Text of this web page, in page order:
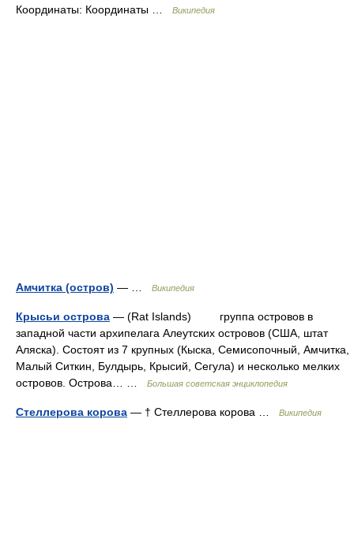
Координаты: Координаты …
Википедия
Амчитка (остров) — … Википедия
Крысьи острова — (Rat Islands) группа островов в
западной части архипелага Алеутских островов (США, штат
Аляска). Состоят из 7 крупных (Кыска, Семисопочный, Амчитка,
Малый Ситкин, Булдырь, Крысий, Сегула) и несколько мелких
островов. Острова… …
Большая советская энциклопедия
Стеллерова корова — † Стеллерова корова … Википедия